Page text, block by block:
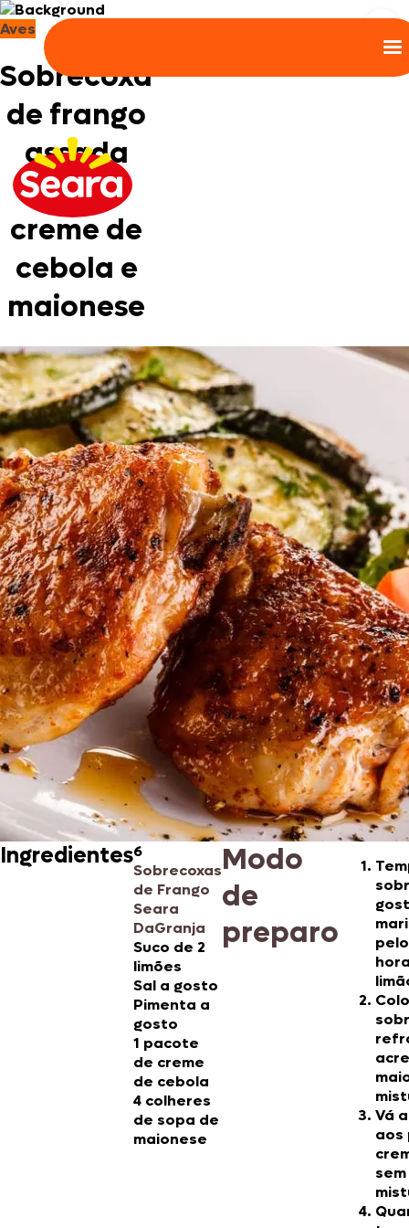
Aves
Sobrecoxa
de frango
assada
com
creme de
cebola e
maionese
Ingredientes6
Sobrecoxas
de Frango
Seara
DaGranja
Suco de 2
limões
Sal a gosto
Pimenta a
gosto
1 pacote
de creme
de cebola
4 colheres
de sopa de
maionese
Modo
de
preparo
Vá
aos